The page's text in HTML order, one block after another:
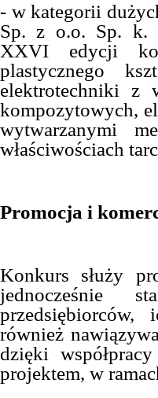
- w kategorii
Sp. z o.o. Sp. k.
XXVI edycji
plastycznego
elektrotechniki z
kompozytowych,
wytwarzanymi
właściwościach
Promocja i
Konkurs służy
jednocześnie
przedsiębiorców,
również
dzięki
projektem, w